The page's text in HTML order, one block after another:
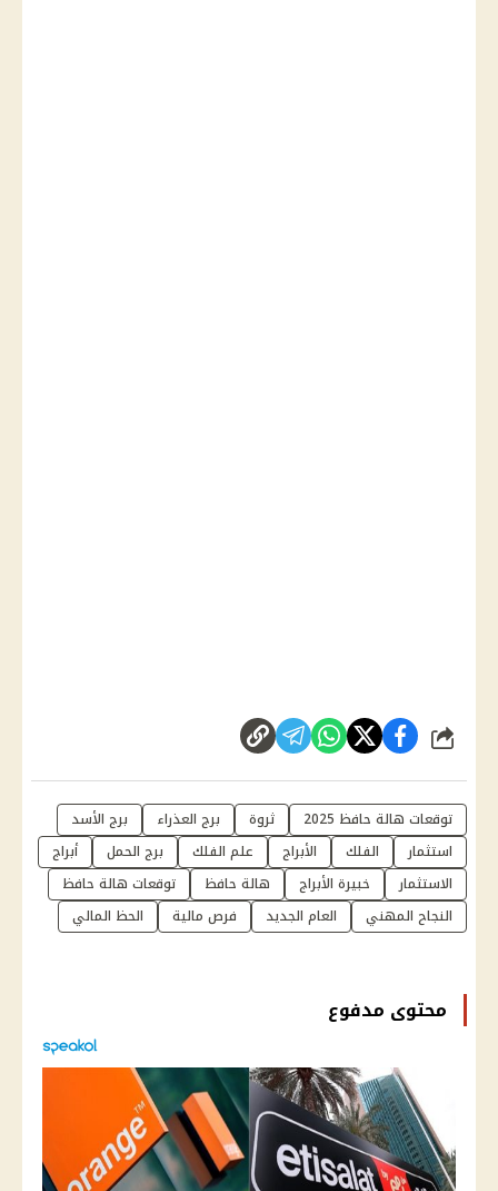
شارك
توقعات هالة حافظ 2025 ثروة برج العذراء
برج الأسد
استثمار
الفلك الأبراج علم الفلك برج الحمل
أبراج
الاستثمار
خبيرة الأبراج هالة حافظ
توقعات هالة حافظ
النجاح المهني
العام الجديد فرص مالية الحظ المالي
محتوى مدفوع